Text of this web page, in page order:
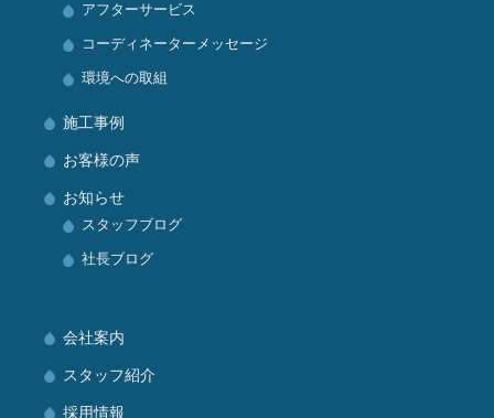
アフターサービス
コーディネーターメッセージ
環境への取組
施工事例
お客様の声
お知らせ
スタッフブログ
社長ブログ
会社案内
スタッフ紹介
採用情報